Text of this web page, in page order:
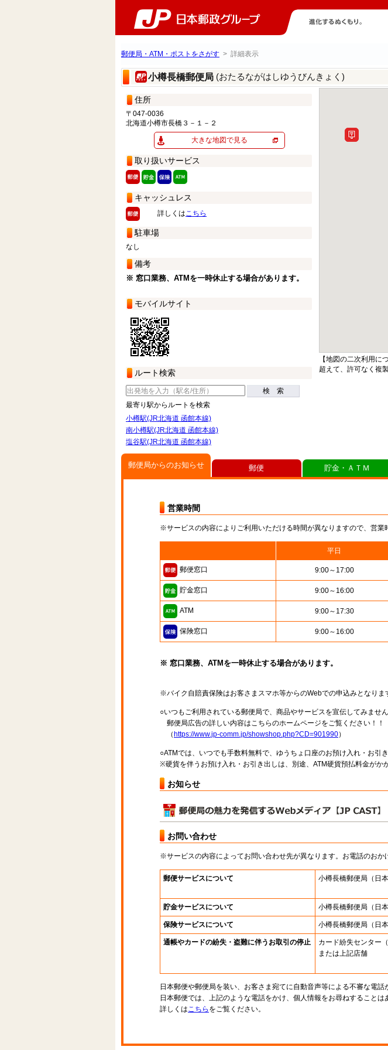
郵便局・ATM・ポストをさがす > 詳細表示
小樽長橋郵便局 (おたるながはしゆうびんきょく)
住所
〒047-0036
北海道小樽市長橋３－１－２
大きな地図で見る
取り扱いサービス
キャッシュレス
詳しくはこちら
駐車場
なし
備考
※ 窓口業務、ATMを一時休止する場合があります。
モバイルサイト
ルート検索
検 索
最寄り駅からルートを検索
小樽駅(JR北海道 函館本線)
南小樽駅(JR北海道 函館本線)
塩谷駅(JR北海道 函館本線)
【地図の二次利用に
超えて、許可なく複
郵便局からのお知らせ
営業時間
※サービスの内容によりご利用いただける時間が異なりますので、営業
平日
郵便窓口 9:00～17:00
貯金窓口 9:00～16:00
ATM 9:00～17:30
保険窓口 9:00～16:00
※ 窓口業務、ATMを一時休止する場合があります。
※バイク自賠責保険はお客さまスマホ等からのWebでの申込みとなりま
○いつもご利用されている郵便局で、商品やサービスを宣伝してみませ
郵便局広告の詳しい内容はこちらのホームページをご覧ください！！
（ https://www.jp-comm.jp/showshop.php?CD=901990）
○ATMでは、いつでも手数料無料で、ゆうちょ口座のお預け入れ・お引
※硬貨を伴うお預け入れ・お引き出しは、別途、ATM硬貨預払料金がか
お知らせ
お問い合わせ
※サービスの内容によってお問い合わせ先が異なります。お電話のおか
郵便サービスについて 小樽長橋郵便局 （日
貯金サービスについて 小樽長橋郵便局 （日
保険サービスについて 小樽長橋郵便局 （日
通帳やカードの紛失・盗難に伴うお取引の停止 カード紛失センター
または上記店舗
日本郵便や郵便局を装い、お客さま宛てに自動音声等による不審な電話
日本郵便では、上記のような電話をかけ、個人情報をお尋ねすることは
詳しくはこちら をご覧ください。
郵便 貯金・ＡＴＭ